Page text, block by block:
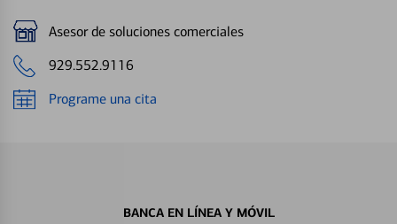
Asesor de soluciones comerciales
929.552.9116
Programe una cita
BANCA EN LÍNEA Y MÓVIL